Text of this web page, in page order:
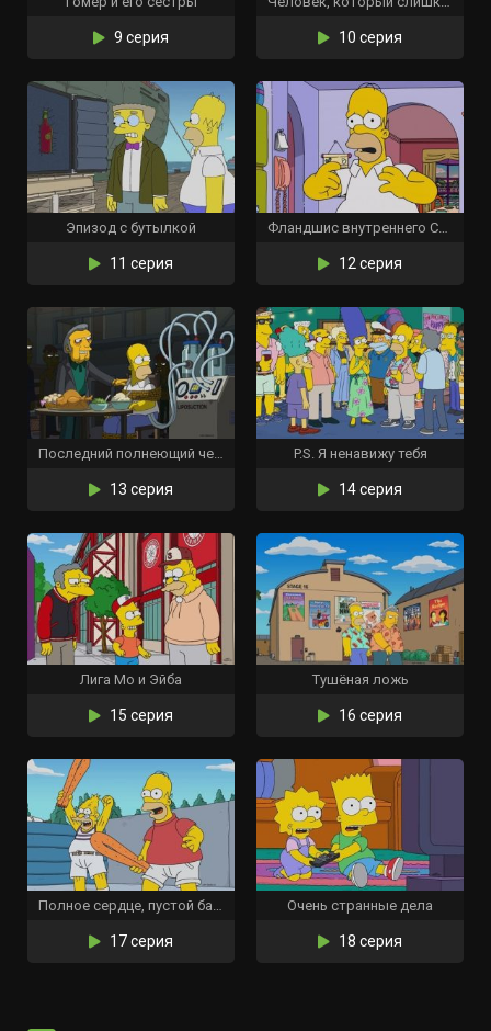
9 серия 10 серия
Эпизод с бутылкой
11 серия
Фландшис внутреннего Симпсона
12 серия
Последний полнеющий человек
13 серия
P.S. Я ненавижу тебя
14 серия
Лига Мо и Эйба
15 серия
Тушёная ложь
16 серия
Полное сердце, пустой бассейн
17 серия
Очень странные дела
18 серия